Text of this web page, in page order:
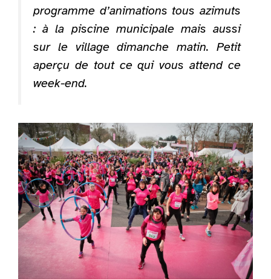
programme d’animations tous azimuts
: à la piscine municipale mais aussi
sur le village dimanche matin. Petit
aperçu de tout ce qui vous attend ce
week-end.